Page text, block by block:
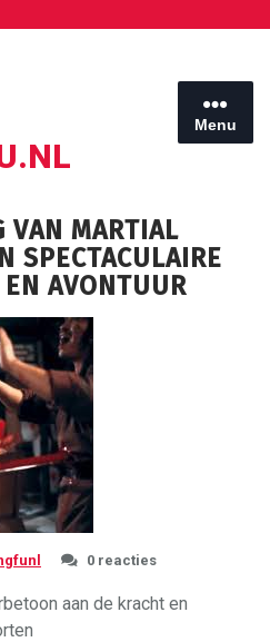
Menu
VAN MARTIAL
SPECTACULAIRE
EN AVONTUUR
0 reacties
aan de kracht en